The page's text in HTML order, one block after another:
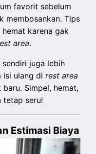
favorit sebelum
membosankan. Tips
karena gak
area.
juga lebih
isi ulang direst area
Simpel, hemat,
tetap seru!
Estimasi Biaya